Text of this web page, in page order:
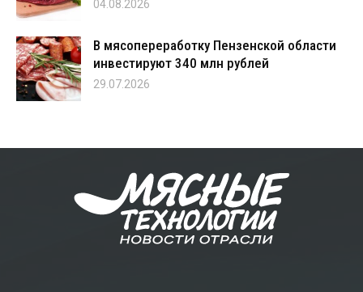
04.08.2026
В мясопереработку Пензенской области
инвестируют 340 млн рублей
29.07.2026